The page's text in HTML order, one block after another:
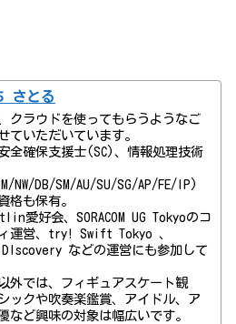
さとる
クラウドを使ってもらうようなご
ていただいています。
全確保支援士(SC)、情報処理技術
NW/DB/SM/AU/SU/SG/AP/FE/IP)
格も保有。
愛好会、SORACOM UG Tokyoのコ
運営、try! Swift Tokyo 、
DIscovery などの運営にも参加して
外では、フィギュアスケート観
ックや吹奏楽鑑賞、アイドル、ア
など興味の対象は幅広いです。